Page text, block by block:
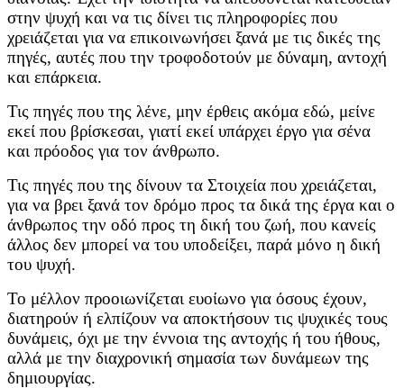
στην ψυχή και να τις δίνει τις πληροφορίες που
χρειάζεται για να επικοινωνήσει ξανά με τις δικές της
πηγές, αυτές που την τροφοδοτούν με δύναμη, αντοχή
και επάρκεια.
Τις πηγές που της λένε, μην έρθεις ακόμα εδώ, μείνε
εκεί που βρίσκεσαι, γιατί εκεί υπάρχει έργο για σένα
και πρόοδος για τον άνθρωπο.
Τις πηγές που της δίνουν τα Στοιχεία που χρειάζεται,
για να βρει ξανά τον δρόμο προς τα δικά της έργα και ο
άνθρωπος την οδό προς τη δική του ζωή, που κανείς
άλλος δεν μπορεί να του υποδείξει, παρά μόνο η δική
του ψυχή.
Το μέλλον προοιωνίζεται ευοίωνο για όσους έχουν,
διατηρούν ή ελπίζουν να αποκτήσουν τις ψυχικές τους
δυνάμεις, όχι με την έννοια της αντοχής ή του ήθους,
αλλά με την διαχρονική σημασία των δυνάμεων της
δημιουργίας.